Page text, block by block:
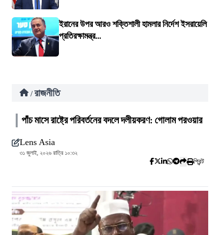
ইরানের উপর আরও শক্তিশালী হামলার নির্দেশ ইসরায়েলি
প্রতিরক্ষামন্ত্র...
/ রাজনীতি
পাঁচ মাসে রাষ্ট্রে পরিবর্তনের বদলে দলীয়করণ: গোলাম পরওয়ার
Lens Asia
৩১ জুলাই, ২০২৬ রাত্রি ১০:৩২
প্রিন্ট